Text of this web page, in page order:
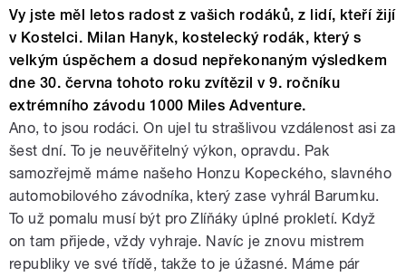
Vy jste měl letos radost z vašich rodáků, z lidí, kteří žijí
v Kostelci. Milan Hanyk, kostelecký rodák, který s
velkým úspěchem a dosud nepřekonaným výsledkem
dne 30. června tohoto roku zvítězil v 9. ročníku
extrémního závodu 1000 Miles Adventure.
Ano, to jsou rodáci. On ujel tu strašlivou vzdálenost asi za
šest dní. To je neuvěřitelný výkon, opravdu. Pak
samozřejmě máme našeho Honzu Kopeckého, slavného
automobilového závodníka, který zase vyhrál Barumku.
To už pomalu musí být pro Zlíňáky úplné prokletí. Když
on tam přijede, vždy vyhraje. Navíc je znovu mistrem
republiky ve své třídě, takže to je úžasné. Máme pár